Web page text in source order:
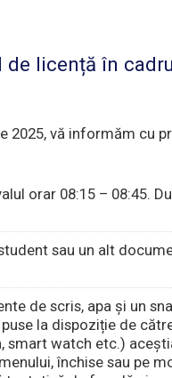
de licență în
2025, vă informăm cu
orar 08:15 – 08:45.
sau un alt
de scris, apa și un
la dispoziție de
smart watch etc.)
închise sau pe